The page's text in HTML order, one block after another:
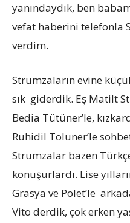
yanındaydık, ben
vefat haberini telefonla
verdim.
Strumzaların evine
sık giderdik. Eş Matilt
Bedia Tütüner’le,
Ruhidil Toluner’le
Strumzalar bazen
konuşurlardı. Lise
Grasya ve Polet’le
Vito derdik, çok erken